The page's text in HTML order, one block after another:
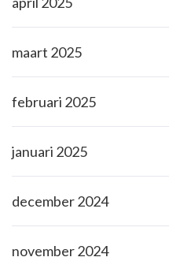
maart 2025
februari 2025
januari 2025
december 2024
november 2024